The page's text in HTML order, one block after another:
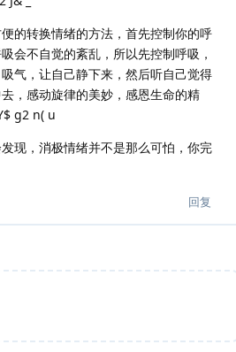
的转换情绪的方法，首先控制你的呼
会不自觉的紊乱，所以先控制呼吸，
气，让自己静下来，然后听自己觉得
，感动旋律的美妙，感恩生命的精
g2 n( u
现，消极情绪并不是那么可怕，你完
回复